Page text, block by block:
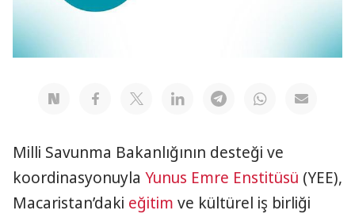
Milli Savunma Bakanlığının desteği ve
koordinasyonuyla Yunus Emre Enstitüsü (YEE),
Macaristan’daki eğitim ve kültürel iş birliği